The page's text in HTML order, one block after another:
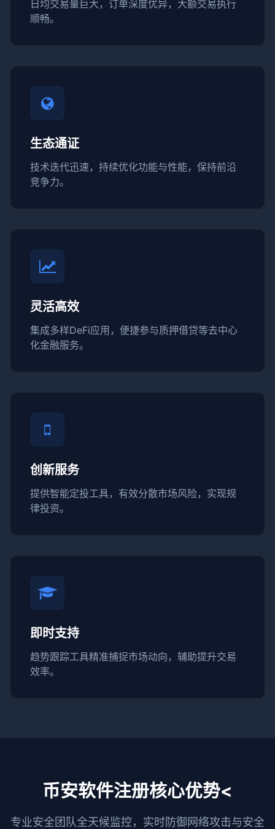
日均交易量巨大，订单深度优异，大额交易执行
顺畅。
生态通证
技术迭代迅速，持续优化功能与性能，保持前沿
竞争力。
灵活高效
集成多样DeFi应用，便捷参与质押借贷等去中心
化金融服务。
创新服务
提供智能定投工具，有效分散市场风险，实现规
律投资。
即时支持
趋势跟踪工具精准捕捉市场动向，辅助提升交易
效率。
币安软件注册核心优势<
专业安全团队全天候监控，实时防御网络攻击与安全